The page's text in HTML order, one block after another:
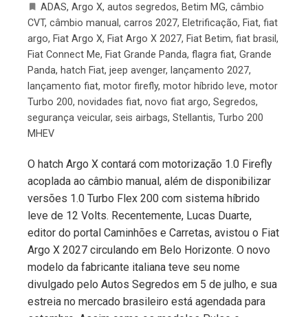
ADAS, Argo X, autos segredos, Betim MG, câmbio
CVT, câmbio manual, carros 2027, Eletrificação, Fiat, fiat
argo, Fiat Argo X, Fiat Argo X 2027, Fiat Betim, fiat brasil ,
Fiat Connect Me, Fiat Grande Panda, flagra fiat, Grande
Panda, hatch Fiat, jeep avenger, lançamento 2027,
lançamento fiat, motor firefly, motor híbrido leve, motor
Turbo 200, novidades fiat, novo fiat argo, Segredos,
segurança veicular, seis airbags, Stellantis, Turbo 200
MHEV
O hatch Argo X contará com motorização 1.0 Firefly
acoplada ao câmbio manual, além de disponibilizar
versões 1.0 Turbo Flex 200 com sistema híbrido
leve de 12 Volts. Recentemente, Lucas Duarte,
editor do portal Caminhões e Carretas, avistou o Fiat
Argo X 2027 circulando em Belo Horizonte. O novo
modelo da fabricante italiana teve seu nome
divulgado pelo Autos Segredos em 5 de julho, e sua
estreia no mercado brasileiro está agendada para